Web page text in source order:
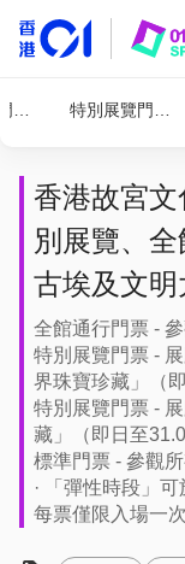
票（展廳1-9）特別展覽門票
香港故宮
別展覽、全
古埃及文
全館通行門票 -
特別展覽門票 -
界珠寶珍藏」（
特別展覽門票 -
藏」（即日至
標準門票 - 參觀
· 「彈性時段」
每票僅限入場一次